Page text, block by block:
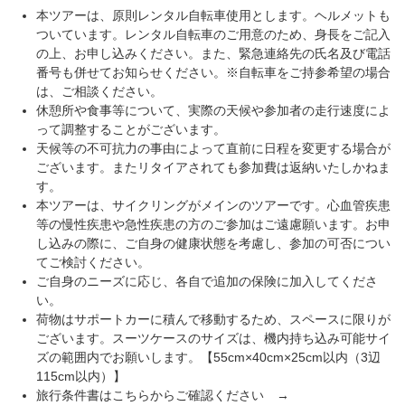
本ツアーは、原則レンタル自転車使用とします。ヘルメットも
ついています。レンタル自転車のご用意のため、身長をご記入
の上、お申し込みください。また、緊急連絡先の氏名及び電話
番号も併せてお知らせください。※自転車をご持参希望の場合
は、ご相談ください。
休憩所や食事等について、実際の天候や参加者の走行速度によ
って調整することがございます。
天候等の不可抗力の事由によって直前に日程を変更する場合が
ございます。またリタイアされても参加費は返納いたしかねま
す。
本ツアーは、サイクリングがメインのツアーです。心血管疾患
等の慢性疾患や急性疾患の方のご参加はご遠慮願います。お申
し込みの際に、ご自身の健康状態を考慮し、参加の可否につい
てご検討ください。
ご自身のニーズに応じ、各自で追加の保険に加入してくださ
い。
荷物はサポートカーに積んで移動するため、スペースに限りが
ございます。スーツケースのサイズは、機内持ち込み可能サイ
ズの範囲内でお願いします。【55cm×40cm×25cm以内（3辺
115cm以内）】
旅行条件書はこちらからご確認ください →